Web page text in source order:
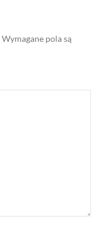
Wymagane pola są